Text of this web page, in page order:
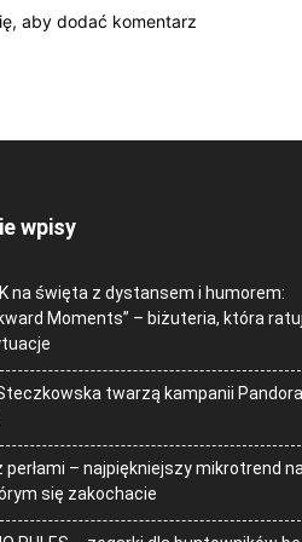
aby dodać komentarz
wpisy
na święta z dystansem i humorem:
Moments” – biżuteria, która
twarzą kampanii Pandora
perłami – najpiękniejszy mikrotrend na
się zakochacie